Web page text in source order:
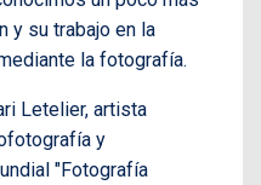
y su trabajo en la
la fotografía.
Letelier, artista
y
"Fotografía